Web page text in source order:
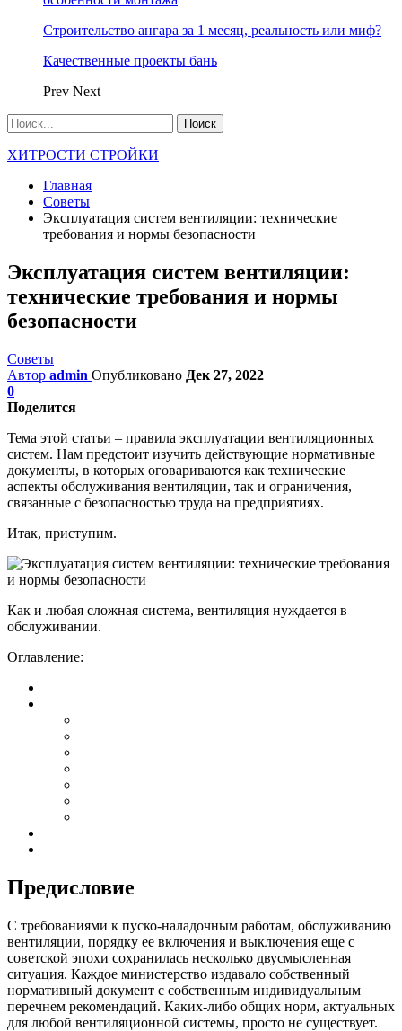
Строительство ангара за 1 месяц, реальность или миф?
Качественные проекты бань
Prev Next
ХИТРОСТИ СТРОЙКИ
Главная
Советы
Эксплуатация систем вентиляции: технические
требования и нормы безопасности
Эксплуатация систем вентиляции:
технические требования и нормы
безопасности
Советы
Автор admin Опубликовано Дек 27, 2022
0
Поделится
Тема этой статьи – правила эксплуатации вентиляционных
систем. Нам предстоит изучить действующие нормативные
документы, в которых оговариваются как технические
аспекты обслуживания вентиляции, так и ограничения,
связанные с безопасностью труда на предприятиях.
Итак, приступим.
Как и любая сложная система, вентиляция нуждается в
обслуживании.
Оглавление:
Предисловие
С требованиями к пуско-наладочным работам, обслуживанию
вентиляции, порядку ее включения и выключения еще с
советской эпохи сохранилась несколько двусмысленная
ситуация. Каждое министерство издавало собственный
нормативный документ с собственным индивидуальным
перечнем рекомендаций. Каких-либо общих норм, актуальных
для любой вентиляционной системы, просто не существует.